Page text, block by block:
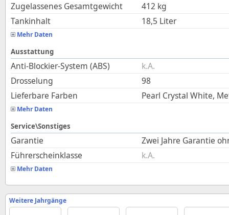
Zugelassenes Gesamtgewicht
412 kg
Tankinhalt
18,5 Liter
Mehr Daten
Ausstattung
Anti-Blockier-System (ABS)
k.A.
Drosselung
98
Lieferbare Farben
Pearl Crystal White,
Mehr Daten
Service\Sonstiges
Garantie
Zwei Jahre Garantie
Führerscheinklasse
k.A.
Mehr Daten
Weitere Jahrgänge